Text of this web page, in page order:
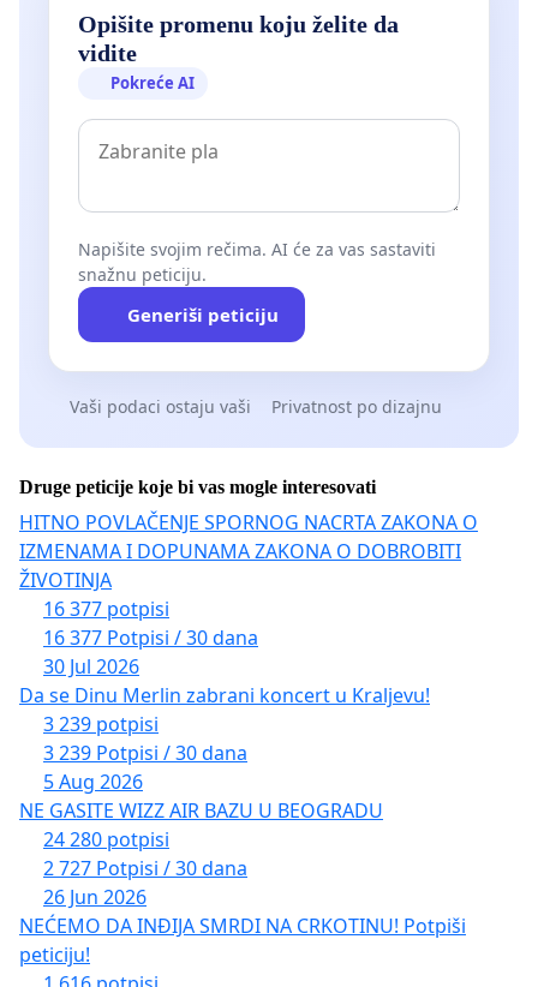
Opišite promenu koju želite da
vidite
Pokreće AI
Napišite svojim rečima. AI će za vas sastaviti
snažnu peticiju.
Generiši peticiju
Vaši podaci ostaju vaši Privatnost po dizajnu
Druge peticije koje bi vas mogle interesovati
HITNO POVLAČENJE SPORNOG NACRTA ZAKONA O
IZMENAMA I DOPUNAMA ZAKONA O DOBROBITI
ŽIVOTINJA
16 377 potpisi
16 377 Potpisi / 30 dana
30 Jul 2026
Da se Dinu Merlin zabrani koncert u Kraljevu!
3 239 potpisi
3 239 Potpisi / 30 dana
5 Aug 2026
NE GASITE WIZZ AIR BAZU U BEOGRADU
24 280 potpisi
2 727 Potpisi / 30 dana
26 Jun 2026
NEĆEMO DA INĐIJA SMRDI NA CRKOTINU! Potpiši
peticiju!